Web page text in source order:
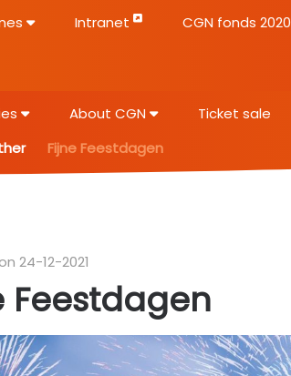
Intranet CGN fonds 2020
About CGN Ticket sale
Fijne Feestdagen
24-12-2021
Feestdagen